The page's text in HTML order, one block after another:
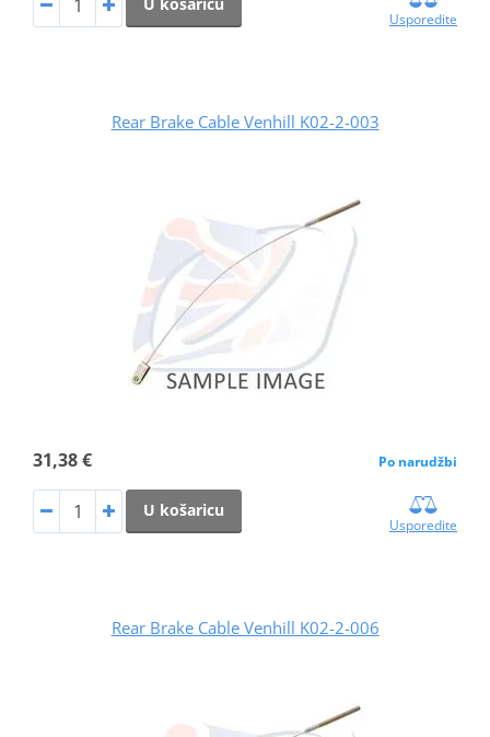
Usporedite
Rear Brake Cable Venhill K02-2-003
31,38 € Po narudžbi
U košaricu
Usporedite
Rear Brake Cable Venhill K02-2-006